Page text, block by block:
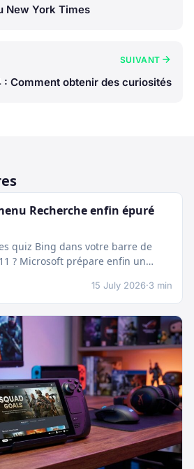
New York Times
SUIVANT
: Comment obtenir des curiosités
Recherche enfin épuré
quiz Bing dans votre barre de
? Microsoft prépare enfin un
15 July 2026·3 min